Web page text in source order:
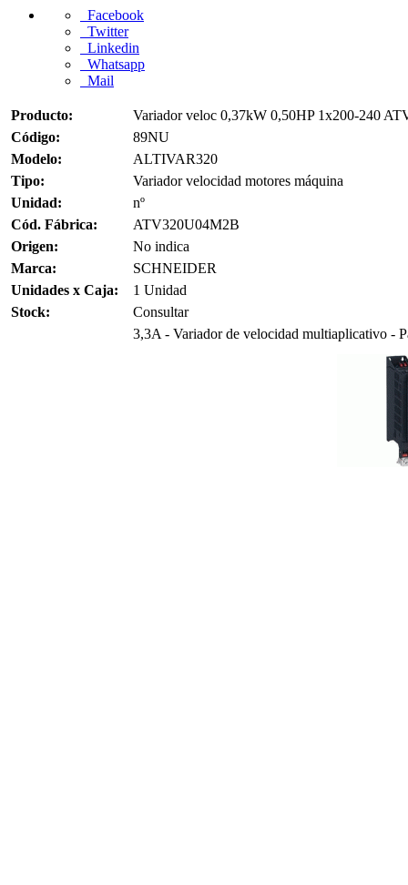
Facebook
Twitter
Linkedin
Whatsapp
Mail
Producto:
Variador veloc 0,37kW 0,50HP 1x200-240
Código:
89NU
Modelo:
ALTIVAR320
Tipo:
Variador velocidad motores máquina
Unidad:
nº
Cód. Fábrica:
ATV320U04M2B
Origen:
No indica
Marca:
SCHNEIDER
Unidades x Caja:
1 Unidad
Stock:
Consultar
3,3A - Variador de velocidad multiaplicativo -